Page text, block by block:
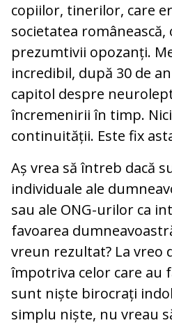
copiilor, tinerilor, care
societatea românească,
prezumtivii opozanți.
incredibil, după 30 de
capitol despre
încremenirii în timp.
continuității. Este fix
Aș vrea să întreb dacă
individuale ale
sau ale ONG-urilor ca
favoarea
vreun rezultat? La vreo
împotriva celor care au
sunt niște birocrați
simplu niște, nu vreau